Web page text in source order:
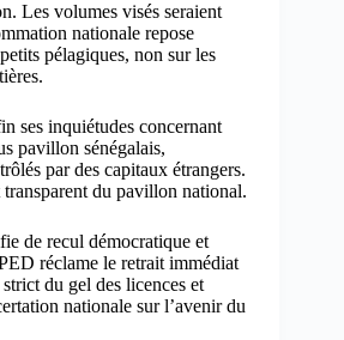
Les volumes visés seraient
nationale repose
pélagiques, non sur les
ses inquiétudes concernant
pavillon sénégalais,
par des capitaux étrangers.
du pavillon national.
de recul démocratique et
réclame le retrait immédiat
du gel des licences et
nationale sur l’avenir du